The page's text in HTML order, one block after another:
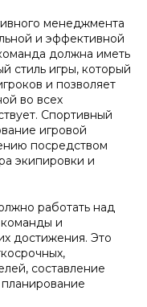
менеджмента
и эффективной
должна иметь
стиль игры, который
и позволяет
во всех
Спортивный
игровой
посредством
экипировки и
работать над
и
достижения. Это
составление